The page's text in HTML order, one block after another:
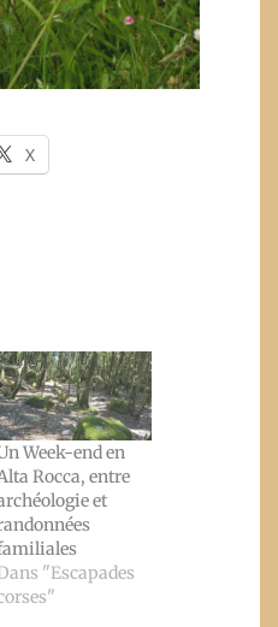
X
Week-end en
Rocca, entre
et
"Escapades